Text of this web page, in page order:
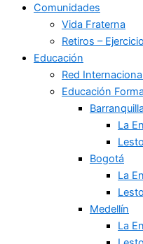
Comunidades
Vida Fraterna
Retiros –
Educación
Red
Educación
Barranquilla
La
Bogotá
La
Medellín
La